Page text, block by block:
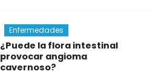
Enfermedades
¿Puede la flora intestinal
provocar angioma
cavernoso?